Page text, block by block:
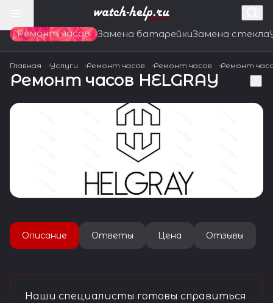
Ремонт часов Замена батарейкиЗамена стекла
Главная Услуги Ремонт часов Ремонт часов Ремонт
Ремонт часов HELGRAY
Описание Ответы Цена Отзывы
Наши специалисты готовы справиться